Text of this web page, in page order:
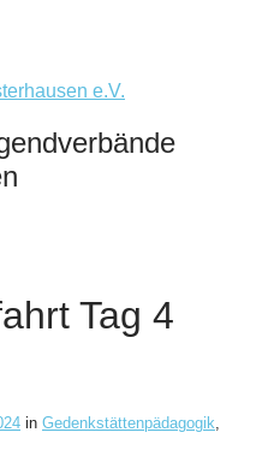
Tag 4
in Gedenkstättenpädagogik,